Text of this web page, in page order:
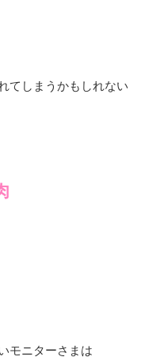
てしまうかもしれない
モニターさまは